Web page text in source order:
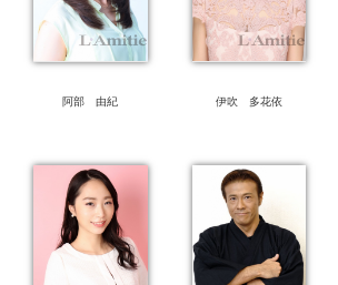
阿部 由紀 伊吹 多花依